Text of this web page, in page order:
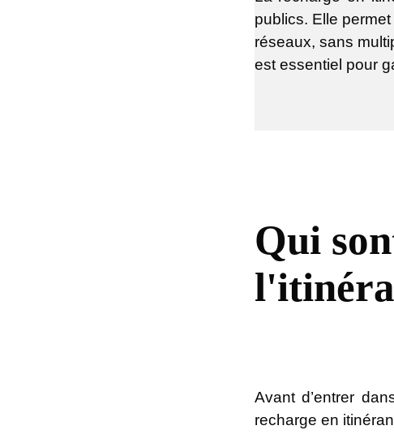
publics. Elle
réseaux, sans
est essentiel pour
Qui
Avant d’entrer
recharge en